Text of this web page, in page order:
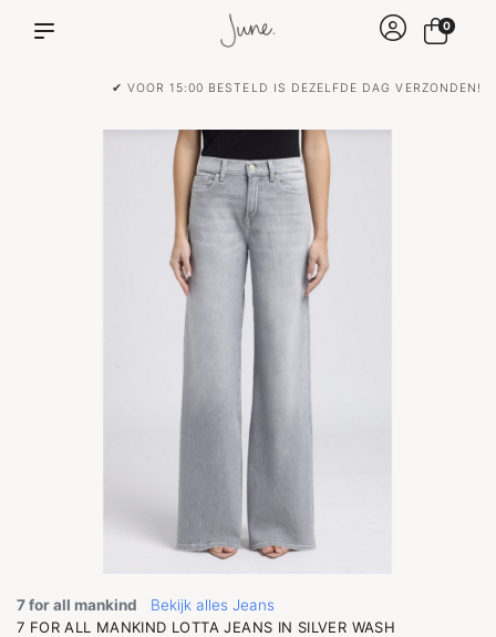
✔ VOOR 15:00 BESTELD IS DEZELFDE DAG VERZONDEN!
0
7 for all mankind
Bekijk alles Jeans
7 FOR ALL MANKIND LOTTA JEANS IN SILVER WASH